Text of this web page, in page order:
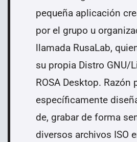
pequeña aplicación
por el grupo u
llamada RusaLab,
su propia Distro GNU/
ROSA Desktop. Razón
específicamente
de, grabar de forma
diversos archivos ISO